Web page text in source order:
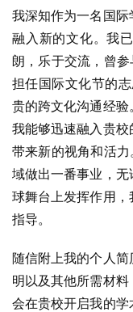
我深知作为一名国
融入新的文化。我
朗，乐于交流，曾
担任国际文化节的
贵的跨文化沟通经
我能够迅速融入贵
带来新的视角和活
域做出一番事业，
球舞台上发挥作用
指导。
随信附上我的个人
明以及其他所需材
会在贵校开启我的